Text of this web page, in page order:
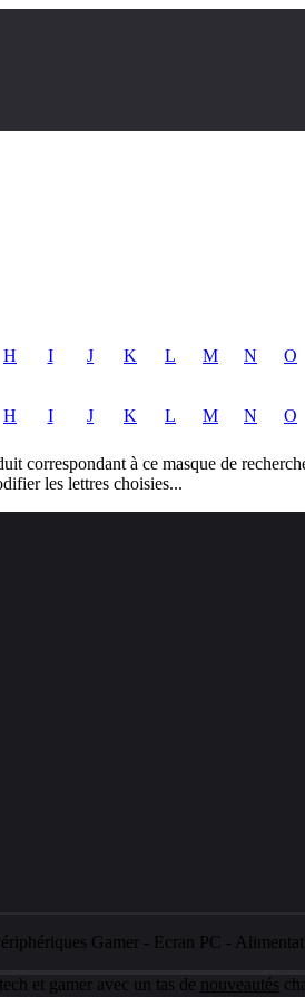
H I J K L M N O
H I J K L M N O
correspondant à ce masque de
les lettres choisies...
Gamer - Ecran PC -
et gamer avec un tas de nouveautés